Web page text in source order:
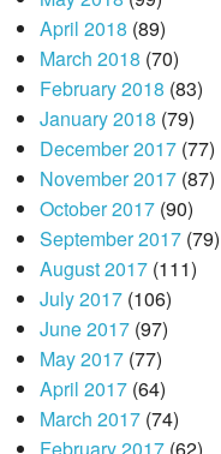
April 2018 (89)
March 2018 (70)
February 2018 (83)
January 2018 (79)
December 2017(77)
November 2017(87)
October 2017(90)
September 2017(79)
August 2017(111)
July 2017(106)
June 2017(97)
May 2017(77)
April 2017(64)
March 2017(74)
February 2017(62)